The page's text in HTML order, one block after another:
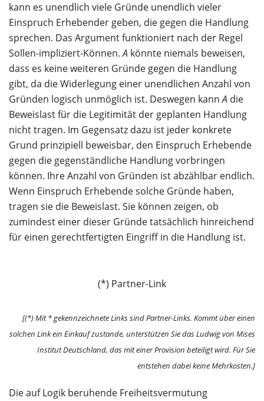
kann es unendlich viele Gründe unendlich vieler
Einspruch Erhebender geben, die gegen die Handlung
sprechen. Das Argument funktioniert nach der Regel
Sollen-impliziert-Können.A könnte niemals beweisen,
dass es keine weiteren Gründe gegen die Handlung
gibt, da die Widerlegung einer unendlichen Anzahl von
Gründen logisch unmöglich ist. Deswegen kannA die
Beweislast für die Legitimität der geplanten Handlung
nicht tragen. Im Gegensatz dazu ist jeder konkrete
Grund prinzipiell beweisbar, den Einspruch Erhebende
gegen die gegenständliche Handlung vorbringen
können. Ihre Anzahl von Gründen ist abzählbar endlich.
Wenn Einspruch Erhebende solche Gründe haben,
tragen sie die Beweislast. Sie können zeigen, ob
zumindest einer dieser Gründe tatsächlich hinreichend
für einen gerechtfertigten Eingriff in die Handlung ist.
(*) Partner-Link
[(*) Mit * gekennzeichnete Links sind Partner-Links. Kommt über einen
solchen Link ein Einkauf zustande, unterstützen Sie das Ludwig von Mises
Institut Deutschland, das mit einer Provision beteiligt wird. Für Sie
entstehen dabei keine Mehrkosten.]
Die auf Logik beruhende Freiheitsvermutung